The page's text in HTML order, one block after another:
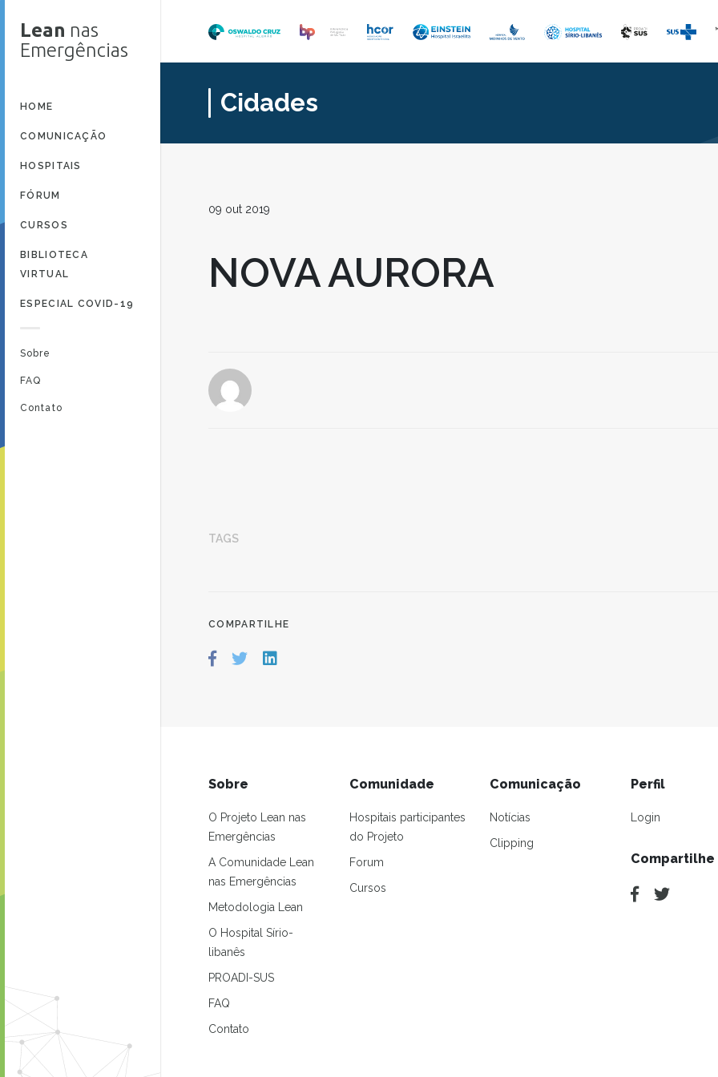
Lean nas
Emergências
HOME
COMUNICAÇÃO
HOSPITAIS
FÓRUM
CURSOS
BIBLIOTECA
VIRTUAL
ESPECIAL COVID-19
Sobre
FAQ
Contato
Cidades
09 out 2019
NOVA AURORA
TAGS
COMPARTILHE
Sobre
O Projeto Lean nas
Emergências
A Comunidade Lean
nas Emergências
Metodologia Lean
O Hospital Sírio-
libanês
PROADI-SUS
FAQ
Contato
Comunidade
Hospitais participantes
do Projeto
Forum
Cursos
Comunicação
Notícias
Clipping
Perfil
Login
Compartilhe